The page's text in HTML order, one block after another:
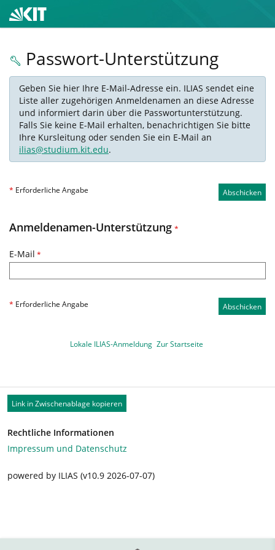
Passwort-Unterstützung
Geben Sie hier Ihre E-Mail-Adresse ein. ILIAS sendet eine
Liste aller zugehörigen Anmeldenamen an diese Adresse
und informiert darin über die Passwortunterstützung.
Falls Sie keine E-Mail erhalten, benachrichtigen Sie bitte
Ihre Kursleitung oder senden Sie ein E-Mail an
ilias@studium.kit.edu.
Abschicken
* Erforderliche Angabe
Anmeldenamen-Unterstützung *
E-Mail *
* Erforderliche Angabe Abschicken
Lokale ILIAS-Anmeldung Zur Startseite
Link in Zwischenablage kopieren
Rechtliche Informationen
Impressum und Datenschutz
powered by ILIAS (v10.9 2026-07-07)